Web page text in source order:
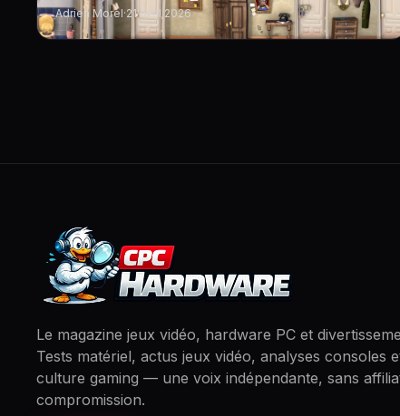
Adrien Morel·21 avril 2026
Le magazine jeux vidéo, hardware PC et
Tests matériel, actus jeux vidéo, analyses consoles
culture gaming — une voix indépendante, sans
compromission.